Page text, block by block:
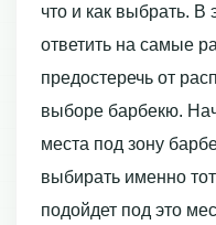
что и как выбрать. В
ответить на самые
предостеречь от
выборе барбекю.
места под зону
выбирать именно
подойдет под это